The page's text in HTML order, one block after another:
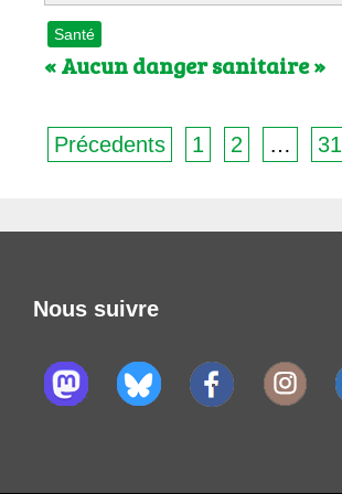
Santé
« Aucun danger sanitaire »
Précedents 1 2 … 31
Nous suivre